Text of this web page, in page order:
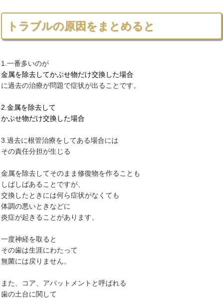
トラブルの原因をまとめると
1.一番多いのが
金属を除去してかぶせ物だけ交換した場合
に過去の治療が問題で症状が出ることです。
2.金属を除去して
かぶせ物だけ交換した場合
3.過去に根管治療をしてある場合には
その責任分担が生じる
金属を除去してそのまま修復物を作ることも
しばしばあることですが、
交換したときには何ら症状がなくても
体調の悪いときなどに
炎症が起きることがあります。
一度神経を取ると
その歯は生涯にわたって
無菌には戻りません。
また、コア、アバットメントと呼ばれる
歯の土台に関して